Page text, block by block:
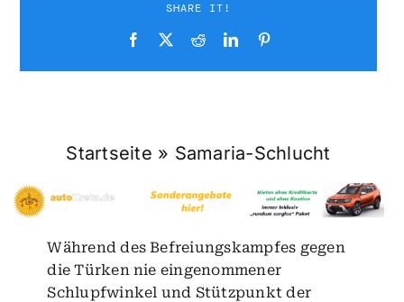
SHARE IT!
Startseite » Samaria-Schlucht
Während des Befreiungskampfes gegen
die Türken nie eingenommener
Schlupfwinkel und Stützpunkt der